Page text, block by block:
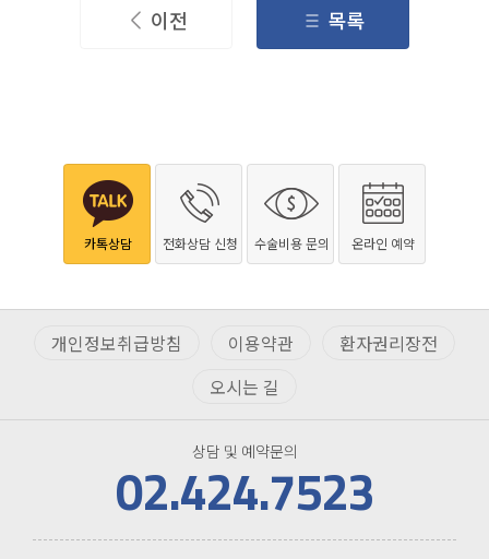
이전 목록
카톡상담 전화상담 신청 수술비용 문의 온라인 예약
개인정보취급방침 이용약관
환자권리장전
오시는 길
상담 및 예약문의
02.424.7523